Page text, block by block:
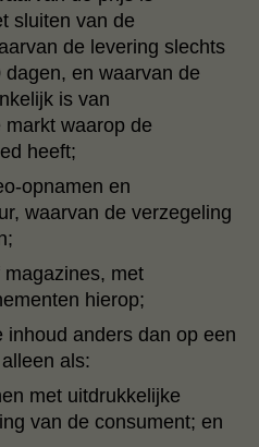
sluiten van de
de levering slechts
en waarvan de
is van
waarop de
heeft;
opnamen en
waarvan de verzegeling
met
hierop;
inhoud anders dan op een
als:
met uitdrukkelijke
van de consument; en